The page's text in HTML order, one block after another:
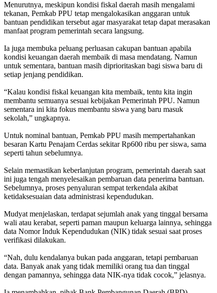
‎Menurutnya, meskipun kondisi fiskal daerah masih mengalami
tekanan, Pemkab PPU tetap mengalokasikan anggaran untuk
bantuan pendidikan tersebut agar masyarakat tetap dapat merasakan
manfaat program pemerintah secara langsung.
‎Ia juga membuka peluang perluasan cakupan bantuan apabila
kondisi keuangan daerah membaik di masa mendatang. Namun
untuk sementara, bantuan masih diprioritaskan bagi siswa baru di
setiap jenjang pendidikan.
‎“Kalau kondisi fiskal keuangan kita membaik, tentu kita ingin
membantu semuanya sesuai kebijakan Pemerintah PPU. Namun
sementara ini kita fokus membantu siswa yang baru masuk
sekolah,” ungkapnya.
‎Untuk nominal bantuan, Pemkab PPU masih mempertahankan
besaran Kartu Penajam Cerdas sekitar Rp600 ribu per siswa, sama
seperti tahun sebelumnya.
‎Selain memastikan keberlanjutan program, pemerintah daerah saat
ini juga tengah menyelesaikan pembaruan data penerima bantuan.
Sebelumnya, proses penyaluran sempat terkendala akibat
ketidaksesuaian data administrasi kependudukan.
‎Mudyat menjelaskan, terdapat sejumlah anak yang tinggal bersama
wali atau kerabat, seperti paman maupun keluarga lainnya, sehingga
data Nomor Induk Kependudukan (NIK) tidak sesuai saat proses
verifikasi dilakukan.
‎“Nah, dulu kendalanya bukan pada anggaran, tetapi pembaruan
data. Banyak anak yang tidak memiliki orang tua dan tinggal
dengan pamannya, sehingga data NIK-nya tidak cocok,” jelasnya.